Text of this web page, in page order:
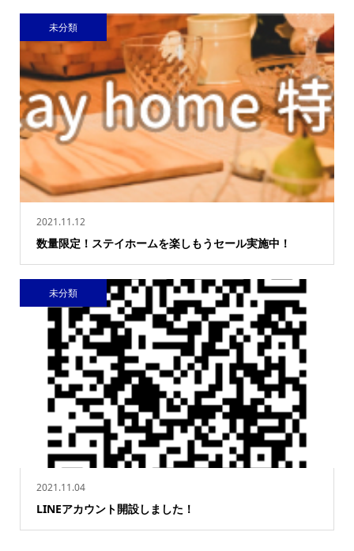
2021.11.12
数量限定！ステイホームを楽しもうセール実施中！
未分類
2021.11.04
LINEアカウント開設しました！
未分類